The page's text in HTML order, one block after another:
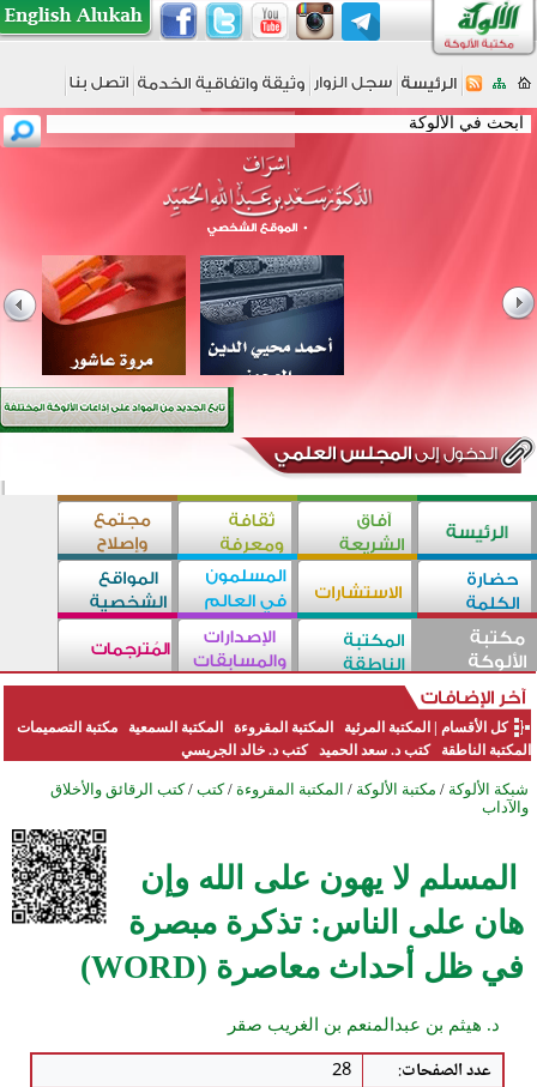
كل الأقسام المكتبة المرئية المكتبة المقروءة المكتبة السمعية
مكتبة التصميمات
المكتبة الناطقة
كتب د. سعد الحميد كتب د. خالد الجريسي
شبكة الألوكة / مكتبة الألوكة / المكتبة المقروءة / كتب / كتب الرقائق والأخلاق
والآداب
المسلم لا يهون على الله وإن
هان على الناس: تذكرة مبصرة
في ظل أحداث معاصرة (WORD)
د. هيثم بن عبدالمنعم بن الغريب صقر
عدد الصفحات:
28